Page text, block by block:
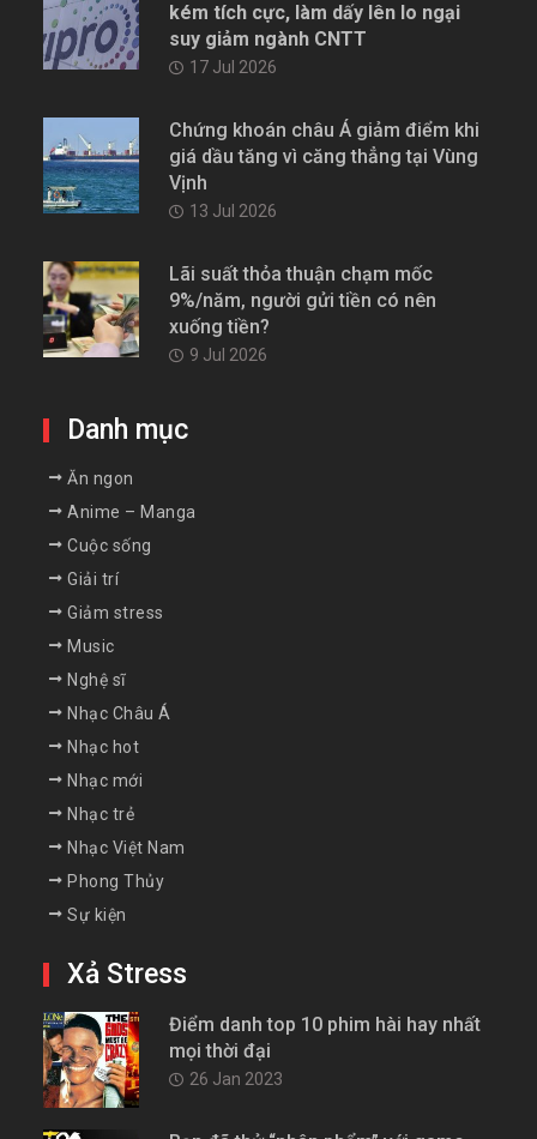
kém tích cực, làm dấy lên lo ngại
suy giảm ngành CNTT
17 Jul 2026
Chứng khoán châu Á giảm điểm khi
giá dầu tăng vì căng thẳng tại Vùng
Vịnh
13 Jul 2026
Lãi suất thỏa thuận chạm mốc
9%/năm, người gửi tiền có nên
xuống tiền?
9 Jul 2026
Danh mục
Ăn ngon
Anime – Manga
Cuộc sống
Giải trí
Giảm stress
Music
Nghệ sĩ
Nhạc Châu Á
Nhạc hot
Nhạc mới
Nhạc trẻ
Nhạc Việt Nam
Phong Thủy
Sự kiện
Xả Stress
Điểm danh top 10 phim hài hay nhất
mọi thời đại
26 Jan 2023